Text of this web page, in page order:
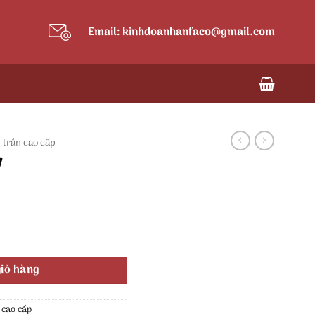
Email: kinhdoanhanfaco@gmail.com
cao cấp
hàng
cấp